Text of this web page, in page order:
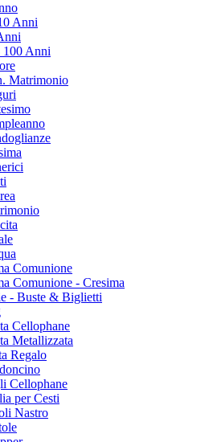
Anni
100 Anni
Matrimonio
Comunione
Comunione - Cresima
- Buste & Biglietti
Cellophane
Metallizzata
Regalo
Cellophane
per Cesti
Nastro